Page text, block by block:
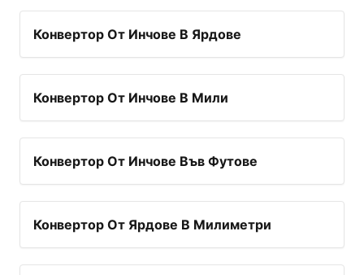
Конвертор От Инчове В Ярдове
Конвертор От Инчове В Мили
Конвертор От Инчове Във Футове
Конвертор От Ярдове В Милиметри